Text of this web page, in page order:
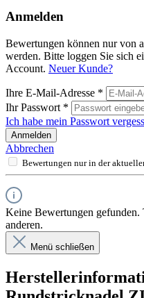
Anmelden
Bewertungen können nur von
werden. Bitte loggen Sie sich
Account. Neuer Kunde?
Ihre E-Mail-Adresse *
Ihr Passwort *
Ich habe mein Passwort
Anmelden
Abbrechen
Bewertungen nur in der
Keine Bewertungen
anderen.
Menü schließen